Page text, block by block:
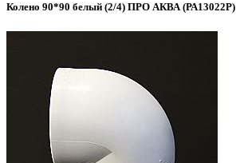
Колено 90*90 белый (2/4) ПРО АКВА (РА13022Р)